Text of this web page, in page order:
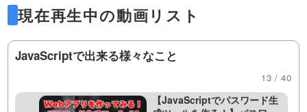
Scssは別途動画内でCSSのコンパイル後の
※セキュリティ性が高いツールの作成をおこ
なっているわけではありません。
現在再生中の動画リスト
JavaScriptで出来る様々なこと
13 / 40
今日の日時や曜日などを取得・
表示してみましょう！基本が分
ントダウン日を…
スクロールアニメーション！
CSSとJSでカーテンが開くよ
うに要素を表示！
モダンなサイトで見かける、カ
ーテンが開いていくような要素
の表示アニメーションについて
解説しています。CSSと
JavaScriptをうまく組み合わせる
【JavaScriptでパスワード生